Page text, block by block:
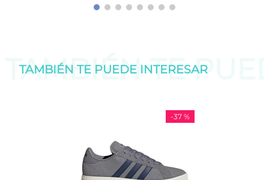
TAMBIÉN TE
TAMBIÉN TE PUEDE INTERESAR
-37 %